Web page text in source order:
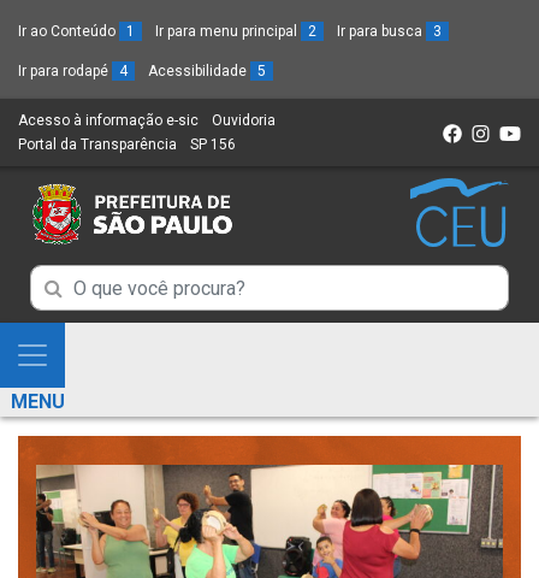
Ir ao Conteúdo 1 Ir para menu principal 2 Ir para busca 3
Ir para rodapé 4 Acessibilidade 5
Acesso à informação e-sic (Link
para
novo
sítio)
Ouvidoria
Portal da Transparência (Link
um
novo
SP 156
Campo
de
Busca
de
informações
Campo
de
de
informações
Mostra
e
Esconde
Menu
MENU